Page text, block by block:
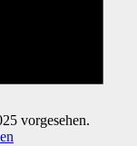
vorgesehen.